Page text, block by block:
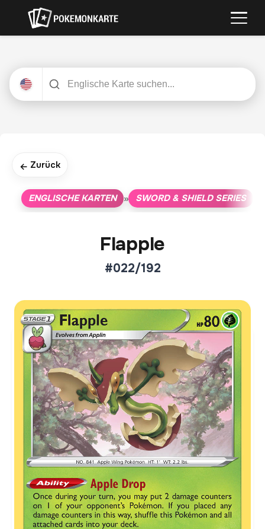
← Zurück
ENGLISCHE KARTEN » SWORD & SHIELD SERIES
Flapple
#022/192
Aktueller Marktpreis
€0,81
Reverse Holo
€0,66
Holofoil
Preise werden täglich aktualisiert.